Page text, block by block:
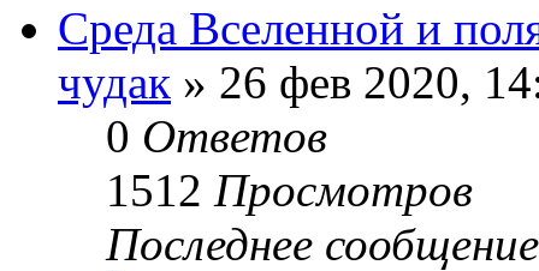
Среда Вселенной и
чудак » 26 фев 2020,
0 Ответов
1512 Просмотров
Последнее